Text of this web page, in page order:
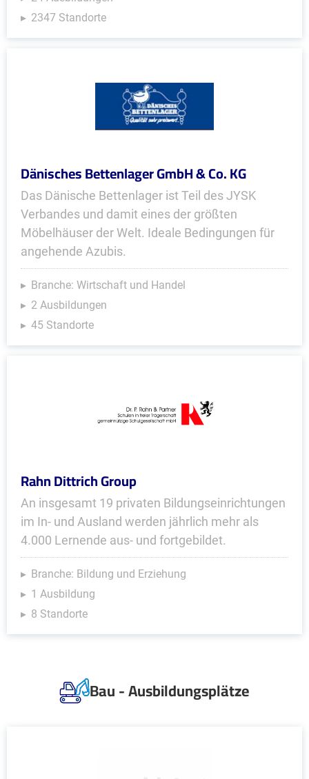
2347 Standorte
Dänisches Bettenlager GmbH & Co. KG
Das Dänische Bettenlager ist Teil des JYSK
Verbandes und damit eines der größten
Möbelhäuser der Welt. Ideale Bedingungen für
angehende Azubis.
Branche: Wirtschaft und Handel
2 Ausbildungen
45 Standorte
Rahn Dittrich Group
An insgesamt 19 privaten Bildungseinrichtungen
im In- und Ausland werden jährlich mehr als
4.000 Lernende aus- und fortgebildet.
Branche: Bildung und Erziehung
1 Ausbildung
8 Standorte
Bau - Ausbildungsplätze